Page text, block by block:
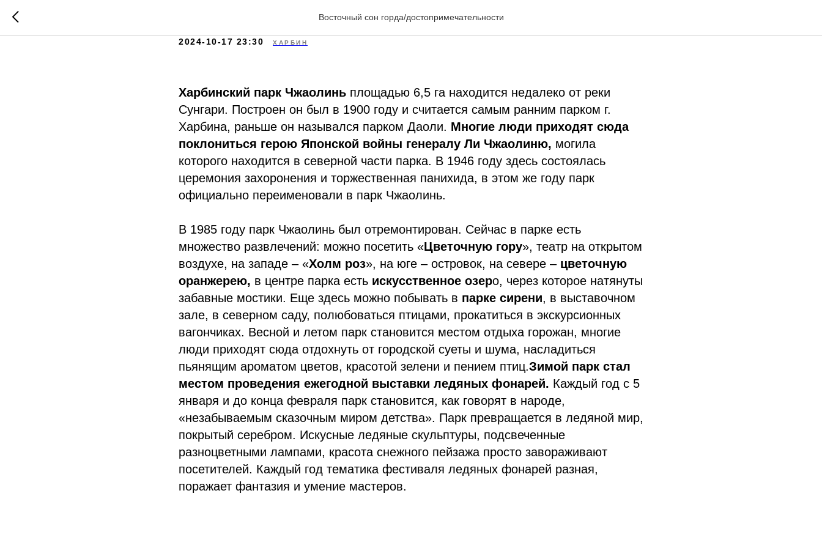
Восточный сон горда/достопримечательности
Парк Чжаолинь
2024-10-17 23:30 ХАРБИН
Харбинский парк Чжаолинь площадью 6,5 га находится недалеко от реки
Сунгари. Построен он был в 1900 году и считается самым ранним парком г.
Харбина, раньше он назывался парком Даоли. Многие люди приходят сюда
поклониться герою Японской войны генералу Ли Чжаолиню, могила
которого находится в северной части парка. В 1946 году здесь состоялась
церемония захоронения и торжественная панихида, в этом же году парк
официально переименовали в парк Чжаолинь.
В 1985 году парк Чжаолинь был отремонтирован. Сейчас в парке есть
множество развлечений: можно посетить «Цветочную гору», театр на открытом
воздухе, на западе – «Холм роз», на юге – островок, на севере – цветочную
оранжерею, в центре парка есть искусственное озеро, через которое натянуты
забавные мостики. Еще здесь можно побывать в парке сирени, в выставочном
зале, в северном саду, полюбоваться птицами, прокатиться в экскурсионных
вагончиках. Весной и летом парк становится местом отдыха горожан, многие
люди приходят сюда отдохнуть от городской суеты и шума, насладиться
пьянящим ароматом цветов, красотой зелени и пением птиц.Зимой парк стал
местом проведения ежегодной выставки ледяных фонарей. Каждый год с 5
января и до конца февраля парк становится, как говорят в народе,
«незабываемым сказочным миром детства». Парк превращается в ледяной мир,
покрытый серебром. Искусные ледяные скульптуры, подсвеченные
разноцветными лампами, красота снежного пейзажа просто завораживают
посетителей. Каждый год тематика фестиваля ледяных фонарей разная,
поражает фантазия и умение мастеров.